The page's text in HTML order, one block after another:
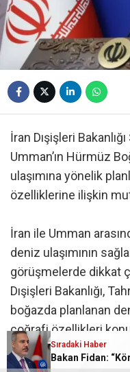
İran Dışişleri
Umman’ın Hürmüz
ulaşımına yönelik
özelliklerine ilişkin
İran ile Umman
deniz ulaşımının
görüşmelerde dikkat
Dışişleri Bakanlığı,
boğazda planlanan
coğrafi özellikleri
açıkladı. İran Dışişleri
Bekayi, “belirli üçüncü
Sıradaki Haber